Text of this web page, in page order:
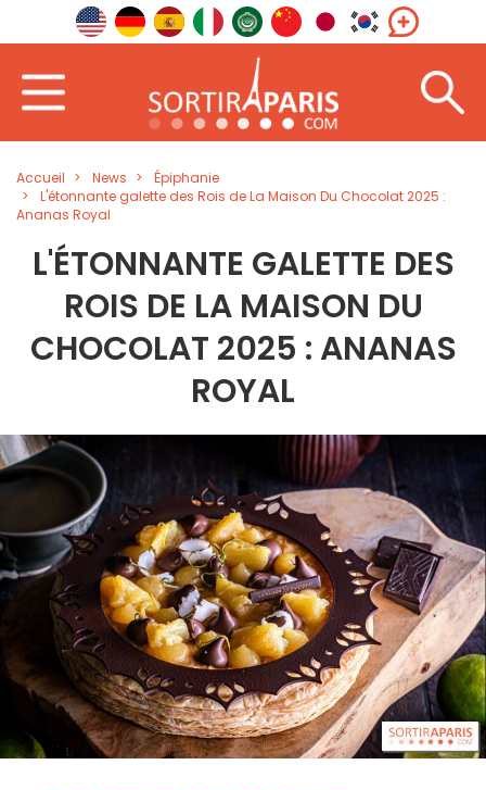
Accueil News
Épiphanie
L'étonnante galette des Rois de La Maison Du Chocolat 2025 :
Ananas Royal
L'ÉTONNANTE GALETTE DES
ROIS DE LA MAISON DU
CHOCOLAT 2025 : ANANAS
ROYAL